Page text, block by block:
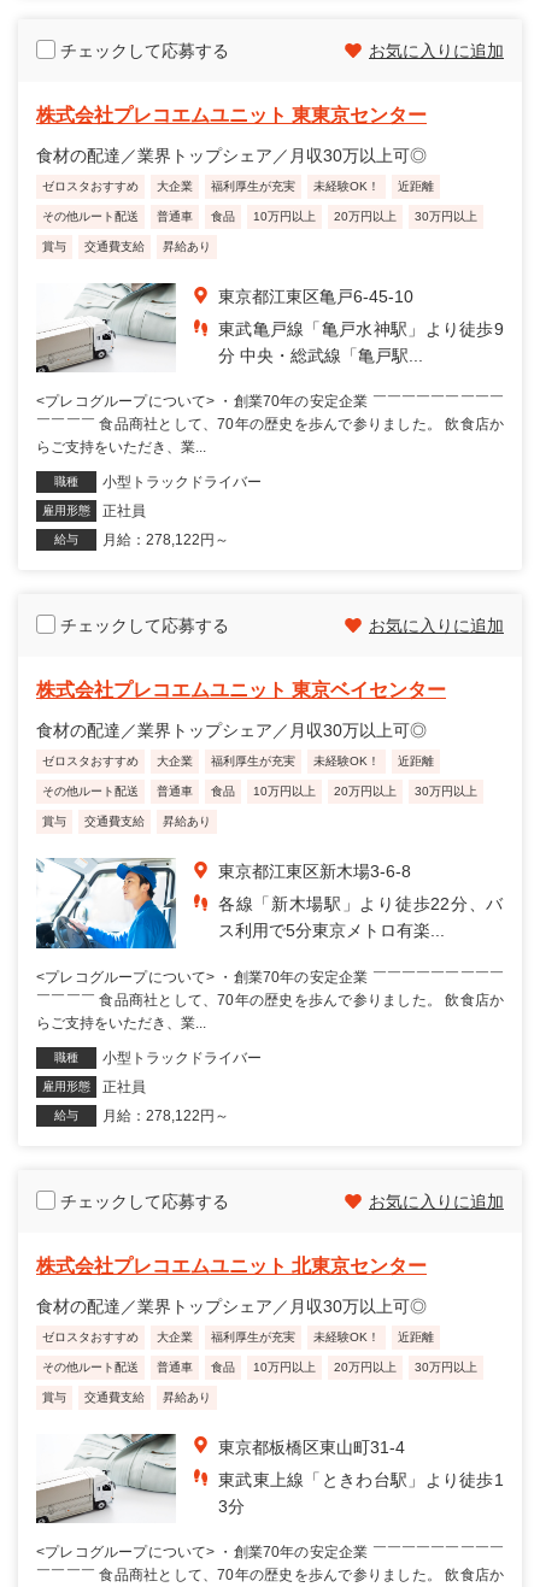
チェックして応募する お気に入りに追加
株式会社プレコエムユニット 東東京センター
食材の配達／業界トップシェア／月収30万以上可◎
ゼロスタおすすめ 大企業 福利厚生が充実 未経験OK！ 近距離
その他ルート配送 普通車 食品 10万円以上 20万円以上 30万円以上
賞与 交通費支給 昇給あり
東京都江東区亀戸6-45-10
東武亀戸線「亀戸水神駅」より徒歩9
分 中央・総武線「亀戸駅...
<プレコグループについて> ・創業70年の安定企業 ￣￣￣￣￣￣￣￣￣
￣￣￣￣ 食品商社として、70年の歴史を歩んで参りました。 飲食店か
らご支持をいただき、業...
職種 小型トラックドライバー
雇用形態 正社員
給与 月給：278,122円～
チェックして応募する お気に入りに追加
株式会社プレコエムユニット 東京ベイセンター
食材の配達／業界トップシェア／月収30万以上可◎
ゼロスタおすすめ 大企業 福利厚生が充実 未経験OK！ 近距離
その他ルート配送 普通車 食品 10万円以上 20万円以上 30万円以上
賞与 交通費支給 昇給あり
東京都江東区新木場3-6-8
各線「新木場駅」より徒歩22分、バ
ス利用で5分東京メトロ有楽...
<プレコグループについて> ・創業70年の安定企業 ￣￣￣￣￣￣￣￣￣
￣￣￣￣ 食品商社として、70年の歴史を歩んで参りました。 飲食店か
らご支持をいただき、業...
職種 小型トラックドライバー
雇用形態 正社員
給与 月給：278,122円～
チェックして応募する お気に入りに追加
株式会社プレコエムユニット 北東京センター
食材の配達／業界トップシェア／月収30万以上可◎
ゼロスタおすすめ 大企業 福利厚生が充実 未経験OK！ 近距離
その他ルート配送 普通車 食品 10万円以上 20万円以上 30万円以上
賞与 交通費支給 昇給あり
東京都板橋区東山町31-4
東武東上線「ときわ台駅」より徒歩1
3分
<プレコグループについて> ・創業70年の安定企業 ￣￣￣￣￣￣￣￣￣
￣￣￣￣ 食品商社として、70年の歴史を歩んで参りました。 飲食店か